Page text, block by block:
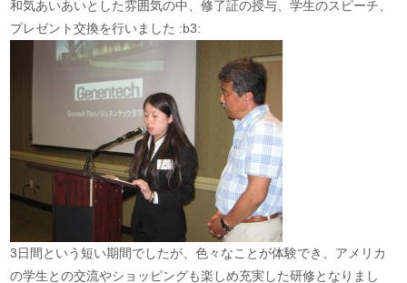
和気あいあいとした雰囲気の中、修了証の授与、学生のスピーチ、
プレゼント交換を行いました :b3:
3日間という短い期間でしたが、色々なことが体験でき、アメリカ
の学生との交流やショッピングも楽しめ充実した研修となりまし